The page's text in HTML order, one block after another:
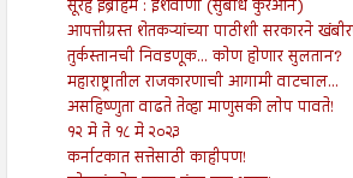
सूरह इब्रहिम : ईशवाणी (सुबोध कुरआन)
आपत्तीग्रस्त शेतकऱ्यांच्या पाठीशी सरकारने
तुर्कस्तानची निवडणूक... कोण होणार सुलतान?
महाराष्ट्रातील राजकारणाची आगामी वाटचाल...
असहिष्णुता वाढते तेव्हा माणुसकी लोप पावते!
१२ मे ते १८ मे २०२३
कर्नाटकात सत्तेसाठी काहीपण!